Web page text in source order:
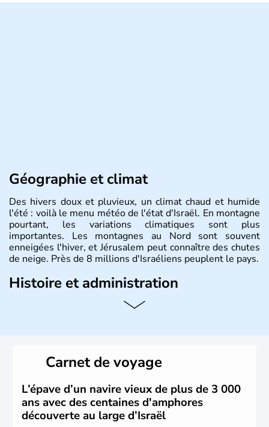
Géographie et climat
Des hivers doux et pluvieux, un climat chaud et humide
l'été : voilà le menu météo de l'état d'Israël. En montagne
pourtant, les variations climatiques sont plus
importantes. Les montagnes au Nord sont souvent
enneigées l'hiver, et Jérusalem peut connaître des chutes
de neige. Près de 8 millions d'Israéliens peuplent le pays.
Histoire et administration
L'Israël est un état de la partie est de la Méditerranée,
vrai essor économique dans le domaine des nouvelles
Carnet de voyage
L’épave d’un navire vieux de plus de 3 000
ans avec des centaines d'amphores
découverte au large d’Israël